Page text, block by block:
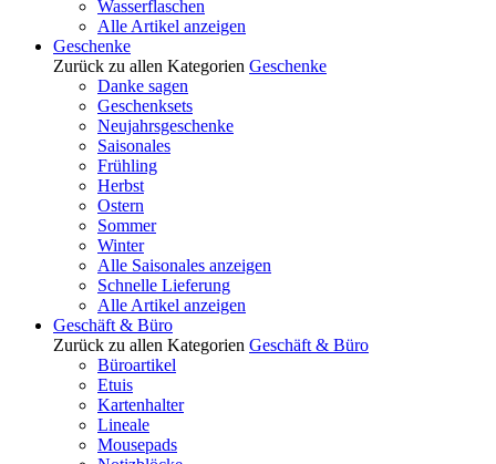
Wasserflaschen
Alle Artikel anzeigen
Geschenke
Zurück zu allen Kategorien Geschenke
Danke sagen
Geschenksets
Neujahrsgeschenke
Saisonales
Frühling
Herbst
Ostern
Sommer
Winter
Alle Saisonales anzeigen
Schnelle Lieferung
Alle Artikel anzeigen
Geschäft & Büro
Zurück zu allen Kategorien Geschäft & Büro
Büroartikel
Etuis
Kartenhalter
Lineale
Mousepads